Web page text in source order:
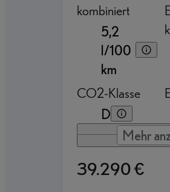
kombiniert
5,2
l/100
km
CO2-Klasse
D
Mehr
39.290 €